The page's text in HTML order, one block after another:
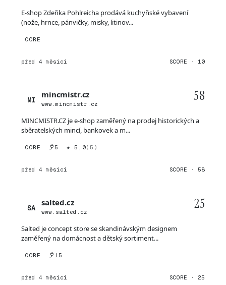
E-shop Zdeňka Pohlreicha prodává kuchyňské vybavení
(nože, hrnce, pánvičky, misky, litinov...
CORE
před 4 měsíci SCORE · 10
MI
mincmistr.cz
www.mincmistr.cz
58
MINCMISTR.CZ je e-shop zaměřený na prodej historických a
sběratelských mincí, bankovek a m...
CORE 5 ★ 5,0(5)
před 4 měsíci SCORE · 58
SA
salted.cz
www.salted.cz
25
Salted je concept store se skandinávským designem
zaměřený na domácnost a dětský sortiment...
CORE 15
před 4 měsíci SCORE · 25